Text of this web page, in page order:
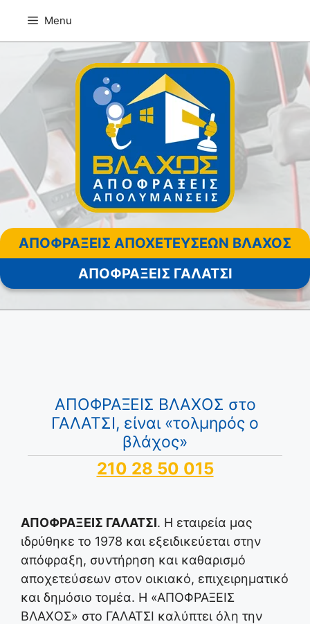
περιεχόμενο
Menu
ΑΠΟΦΡΑΞΕΙΣ ΑΠΟΧΕΤΕΥΣΕΩΝ ΒΛΑΧΟΣ
ΑΠΟΦΡΑΞΕΙΣ ΓΑΛΑΤΣΙ
ΑΠΟΦΡΑΞΕΙΣ ΒΛΑΧΟΣ στο
ΓΑΛΑΤΣΙ, είναι «τολμηρός ο
βλάχος»
210 28 50 015
ΑΠΟΦΡΑΞΕΙΣ ΓΑΛΑΤΣΙ. Η εταιρεία μας
ιδρύθηκε το 1978 και εξειδικεύεται στην
απόφραξη, συντήρηση και καθαρισμό
αποχετεύσεων στον οικιακό, επιχειρηματικό
και δημόσιο τομέα. Η «ΑΠΟΦΡΑΞΕΙΣ
ΒΛΑΧΟΣ» στο ΓΑΛΑΤΣΙ καλύπτει όλη την